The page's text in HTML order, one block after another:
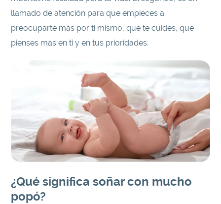
llamado de atención para que empieces a
preocuparte más por ti mismo, que te cuides, que
pienses más en ti y en tus prioridades.
¿Qué significa soñar con mucho
popó?